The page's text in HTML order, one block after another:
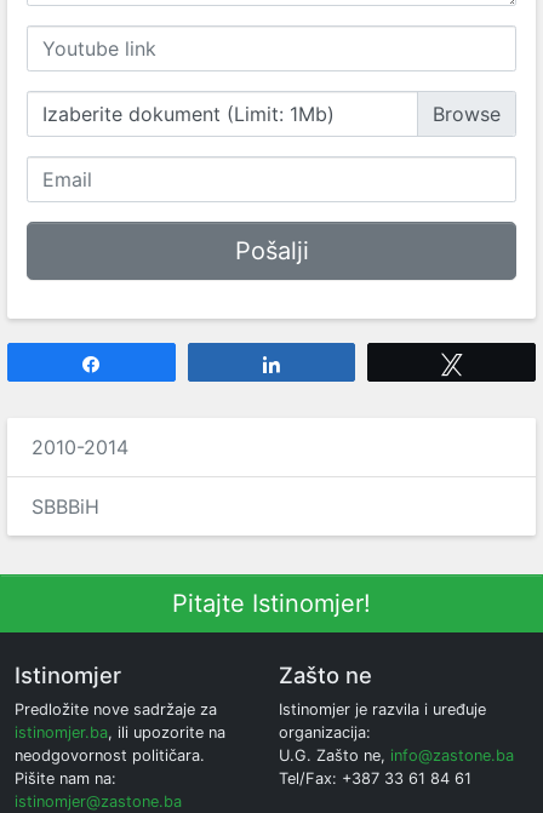
Izaberite dokument (Limit: 1Mb)
2010-2014
SBBBiH
Pitajte Istinomjer!
Istinomjer
Predložite nove sadržaje za
istinomjer.ba, ili upozorite na
neodgovornost političara.
Pišite nam na:
istinomjer@zastone.ba
Zašto ne
Istinomjer je razvila i uređuje
organizacija:
U.G. Zašto ne, info@zastone.ba
Tel/Fax: +387 33 61 84 61